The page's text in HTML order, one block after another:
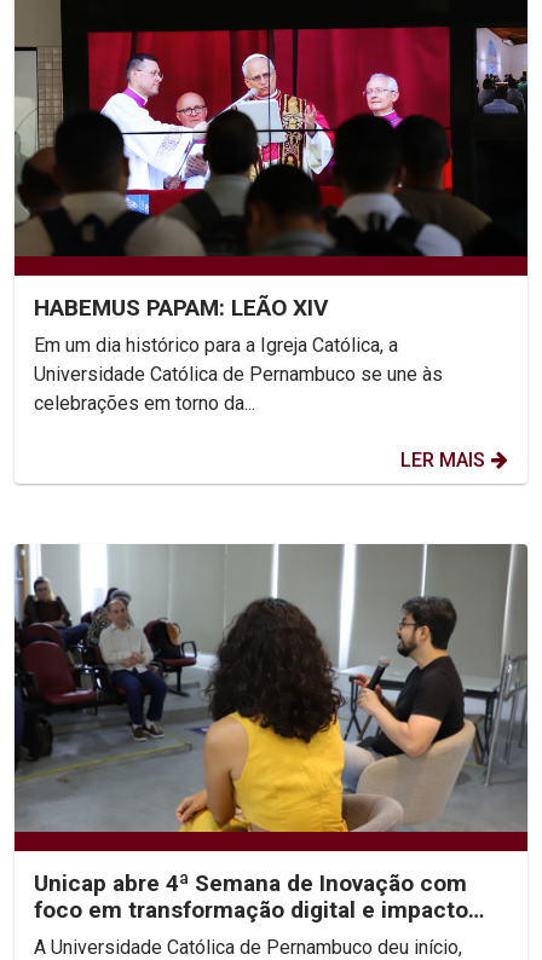
HABEMUS PAPAM: LEÃO XIV
Em um dia histórico para a Igreja Católica, a
Universidade Católica de Pernambuco se une às
celebrações em torno da...
LER MAIS
Unicap abre 4ª Semana de Inovação com
foco em transformação digital e impacto
social
A Universidade Católica de Pernambuco deu início,